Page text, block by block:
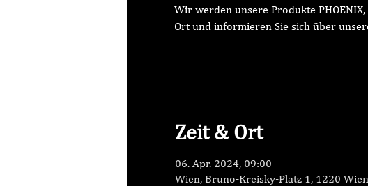
Wir werden unsere Produkte
Ort und informieren Sie sich über
Zeit & Ort
06. Apr. 2024, 09:00
Wien, Bruno-Kreisky-Platz 1, 1220